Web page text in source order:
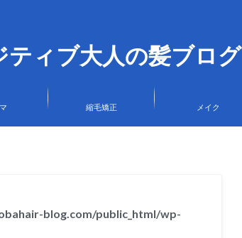
ティブ大人の髪ブログ
縮毛矯正 メイク
blog.com/public_html/wp-